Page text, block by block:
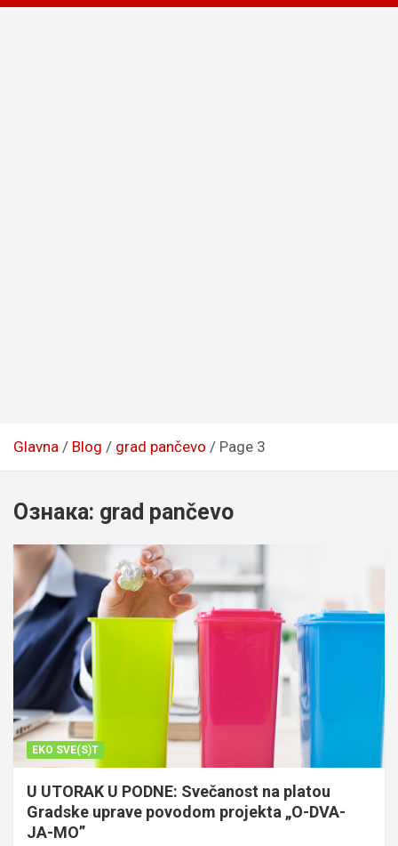
Glavna Blog grad pančevo Page 3
Ознака: grad pančevo
EKO SVE(S)T
U UTORAK U PODNE: Svečanost na platou
Gradske uprave povodom projekta „O-DVA-
JA-MO”